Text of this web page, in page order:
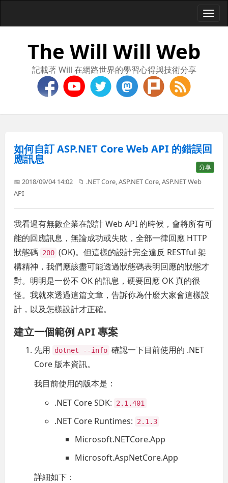
The Will Will Web
記載著 Will 在網路世界的學習心得與技術分享
如何自訂 ASP.NET Core Web API 的錯誤回
應訊息
分享
📅 2018/09/04 14:02 📁 .NET Core ,ASP.NET Core ,ASP.NET Web
API
我看過有無數企業在設計 Web API 的時候，會將所有可
能的回應訊息，無論成功或失敗，全部一律回應 HTTP
狀態碼 200 (OK)。但這樣的設計完全違反 RESTful 架
構精神，我們應該盡可能透過狀態碼表明回應的狀態才
對。明明是一份不 OK 的訊息，硬要回應 OK 真的很
怪。我就來透過這篇文章，告訴你為什麼大家會這樣設
計，以及怎樣設計才正確。
建立一個範例 API 專案
先用 dotnet --info 確認一下目前使用的 .NET
Core 版本資訊。
我目前使用的版本是：
.NET Core SDK:
2.1.401
.NET Core Runtimes: 2.1.3
Microsoft.NETCore.App
Microsoft.AspNetCore.App
詳細如下：